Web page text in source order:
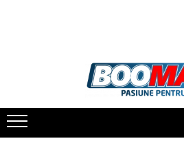
Biciclete copii